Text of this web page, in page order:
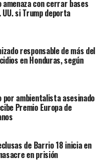
con cerrar bases
si Trump deporta
responsable de más del
en Honduras, según
por ambientalista asesinado
Premio Europa de
de Barrio 18 inicia en
en prisión